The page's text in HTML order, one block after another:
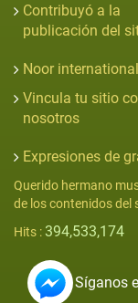
Contribuyó a la
publicación del
Noor international
Vincula tu sitio
nosotros
Expresiones de
Querido hermano
de los contenidos del
Hits : 394,533,174
Síganos